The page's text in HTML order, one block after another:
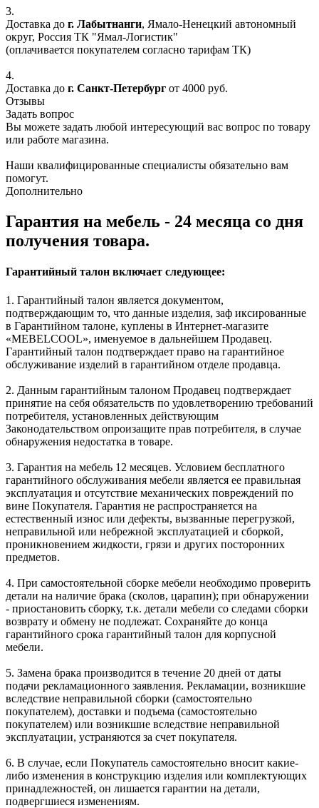
3.
Доставка до г. Лабытнанги, Ямало-Ненецкий автономный
округ, Россия ТК "Ямал-Логистик"
(оплачивается покупателем согласно тарифам ТК)
4.
Доставка до г. Санкт-Петербург от 4000 руб.
Отзывы
Задать вопрос
Вы можете задать любой интересующий вас вопрос по товару
или работе магазина.
Наши квалифицированные специалисты обязательно вам
помогут.
Дополнительно
Гарантия на мебель - 24 месяца со дня
получения товара.
Гарантийный талон включает следующее:
1. Гарантийный талон является документом,
подтверждающим то, что данные изделия, заф иксированные
в Гарантийном талоне, куплены в Интернет-магазите
«MEBELCOOL», именуемое в дальнейшем Продавец.
Гарантийный талон подтверждает право на гарантийное
обслуживание изделий в гарантийном отделе продавца.
2. Данным гарантийным талоном Продавец подтверждает
принятие на себя обязательств по удовлетворению требований
потребителя, установленных действующим
Законодательством опроизащите прав потребителя, в случае
обнаружения недостатка в товаре.
3. Гарантия на мебель 12 месяцев. Условием бесплатного
гарантийного обслуживания мебели является ее правильная
эксплуатация и отсутствие механических повреждений по
вине Покупателя. Гарантия не распространяется на
естественный износ или дефекты, вызванные перегрузкой,
неправильной или небрежной эксплуатацией и сборкой,
проникновением жидкости, грязи и других посторонних
предметов.
4. При самостоятельной сборке мебели необходимо проверить
детали на наличие брака (сколов, царапин); при обнаружении
- приостановить сборку, т.к. детали мебели со следами сборки
возврату и обмену не подлежат. Сохраняйте до конца
гарантийного срока гарантийный талон для корпусной
мебели.
5. Замена брака производится в течение 20 дней от даты
подачи рекламационного заявления. Рекламации, возникшие
вследствие неправильной сборки (самостоятельно
покупателем), доставки и подъема (самостоятельно
покупателем) или возникшие вследствие неправильной
эксплуатации, устраняются за счет покупателя.
6. В случае, если Покупатель самостоятельно вносит какие-
либо изменения в конструкцию изделия или комплектующих
принадлежностей, он лишается гарантии на детали,
подвергшиеся изменениям.